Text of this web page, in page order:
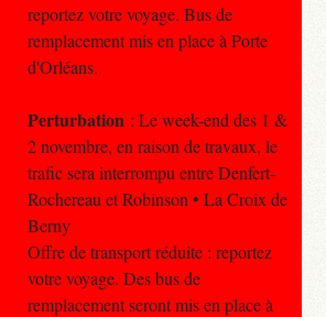
reportez votre voyage. Bus de
remplacement mis en place à Porte
d'Orléans.
Perturbation : Le week-end des 1 &
2 novembre, en raison de travaux, le
trafic sera interrompu entre Denfert-
Rochereau et Robinson • La Croix de
Berny
Offre de transport réduite : reportez
votre voyage. Des bus de
remplacement seront mis en place à